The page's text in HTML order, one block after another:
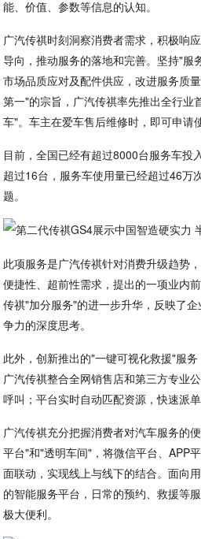
能、价值、参数等信息的认知。
广汽传祺时刻洞察消费者需求，积极响
导向，推动服务的落地和完善。坚持"服
市场品质应对及配件供应，改进服务质
第一"的宗旨，广汽传祺率先推出全行业
车"。车主在爱车售后维修时，即可申请
目前，全国已经有超过8000台服务车投
超过16台，服务车使用量已经超过46万
题。
此项服务是广汽传祺针对消费升级趋势
便捷性、超前性需求，提出的一项业内
传祺"加分服务"的进一步升华，反映了
争力的深度思考。
此外，创新推出的"一键可视化救援"服
广汽传祺整合全网销售店和第三方专业
呼叫；平台实时自动匹配资源，快速派单
广汽传祺充分把握消费者对汽车服务的
平台"和"透明车间"，将微信平台、APP
面联动，实现线上与线下的结合。面向
的智能服务平台，日常的预约、救援等
极大便利。